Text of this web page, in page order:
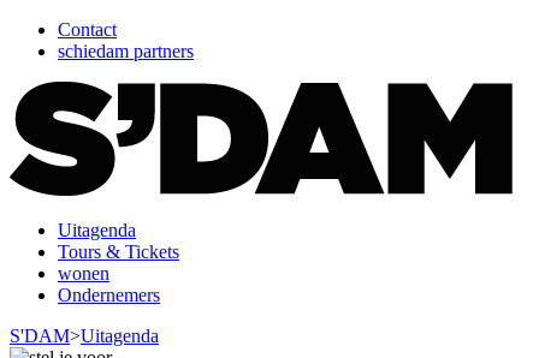
Contact
schiedam partners
Uitagenda
Tours & Tickets
wonen
Ondernemers
S'DAM>Uitagenda